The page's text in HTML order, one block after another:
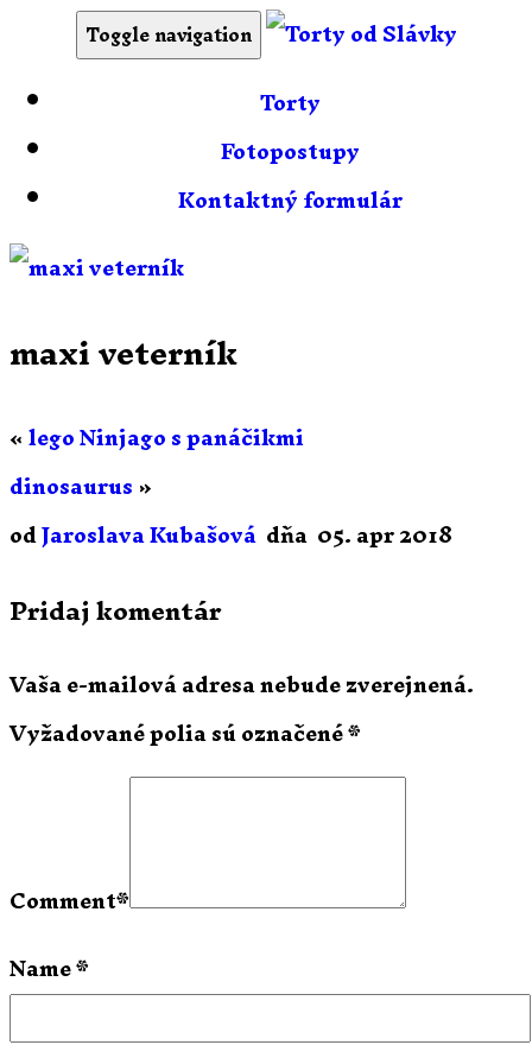
Toggle navigation
Torty
Fotopostupy
Kontaktný formulár
maxi veterník
«lego Ninjago s panáčikmi
dinosaurus»
odJaroslava Kubašová dňa 05. apr 2018
Pridaj komentár
Vaša e-mailová adresa nebude zverejnená.
Vyžadované polia sú označené*
Comment*
Name*